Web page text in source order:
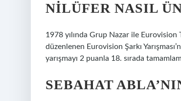
NILÜFER NASIL
1978 yılında Grup Nazar ile Eurovision
düzenlenen Eurovision Şarkı
yarışmayı 2 puanla 18. sırada
SEBAHAT